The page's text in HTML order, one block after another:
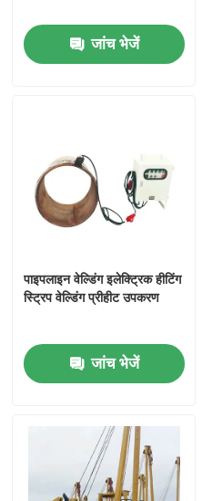
उत्पादों
कारखाना भ्रमण
एक उद्धरण का अनुरोध करें
पाइपलाइन मशीनें
पाइपलाइन परत
जांच भेजें
पाइपलाइन वेल्डिंग इलेक्ट्रिक हीटिंग
स्ट्रिप वेल्डिंग प्रीहीट उपकरण
जांच भेजें